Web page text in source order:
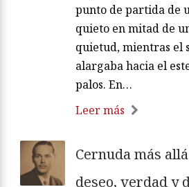
punto de partida de
quieto en mitad de
quietud, mientras el
alargaba hacia el
palos. En…
Leer más
Cernuda más
deseo, verdad y